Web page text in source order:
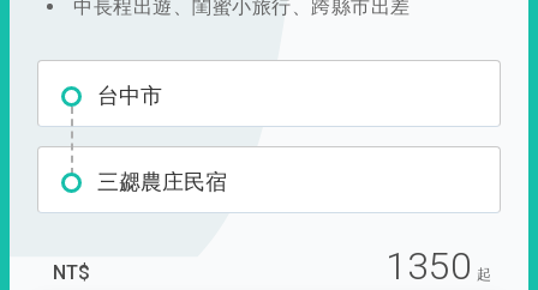
中長程出遊、閨蜜小旅行、跨縣市出差
台中市
三勰農庄民宿
NT$ 1350 起